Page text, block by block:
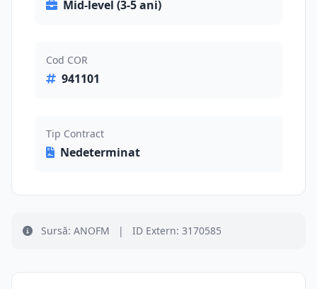
Mid-level (3-5 ani)
Cod COR
941101
Tip Contract
Nedeterminat
Sursă: ANOFM | ID Extern: 3170585